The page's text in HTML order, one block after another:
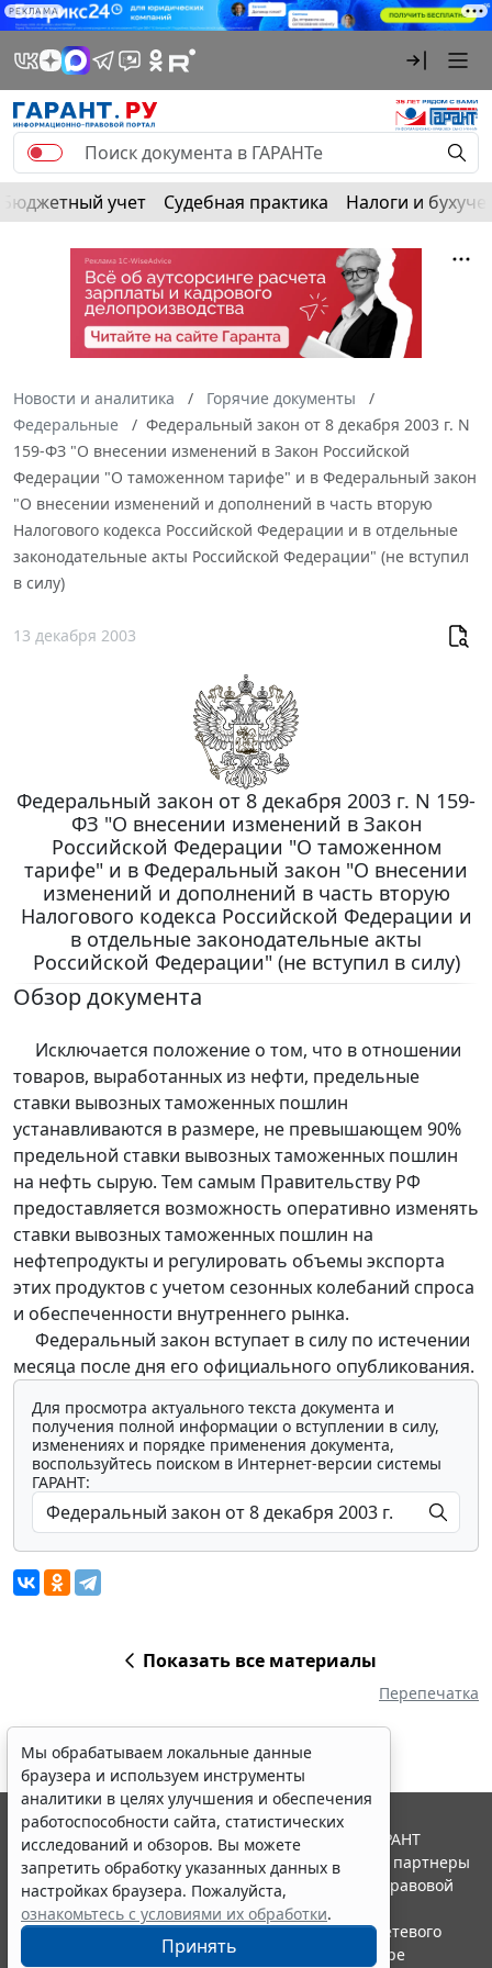
РЕКЛАМА
Бюджетный учет Судебная практика Налоги и
Новости и аналитика
Горячие документы
Федеральные
Федеральный закон от 8 декабря 2003 г. N
159-ФЗ "О внесении изменений в Закон Российской
Федерации "О таможенном тарифе" и в Федеральный закон
"О внесении изменений и дополнений в часть вторую
Налогового кодекса Российской Федерации и в отдельные
законодательные акты Российской Федерации" (не вступил
в силу)
13 декабря 2003
Федеральный закон от 8 декабря 2003 г. N 159-
ФЗ "О внесении изменений в Закон
Российской Федерации "О таможенном
тарифе" и в Федеральный закон "О внесении
изменений и дополнений в часть вторую
Налогового кодекса Российской Федерации и
в отдельные законодательные акты
Российской Федерации" (не вступил в силу)
Обзор документа
Исключается положение о том, что в отношении
товаров, выработанных из нефти, предельные
ставки вывозных таможенных пошлин
устанавливаются в размере, не превышающем 90%
предельной ставки вывозных таможенных пошлин
на нефть сырую. Тем самым Правительству РФ
предоставляется возможность оперативно изменять
ставки вывозных таможенных пошлин на
нефтепродукты и регулировать объемы экспорта
этих продуктов с учетом сезонных колебаний спроса
и обеспеченности внутреннего рынка.
Федеральный закон вступает в силу по истечении
месяца после дня его официального опубликования.
Для просмотра актуального текста документа и
получения полной информации о вступлении в силу,
изменениях и порядке применения документа,
воспользуйтесь поиском в Интернет-версии системы
ГАРАНТ:
Показать все материалы
Перепечатка
Мы обрабатываем локальные данные
браузера и используем инструменты
аналитики в целях улучшения и обеспечения
работоспособности сайта, статистических
исследований и обзоров. Вы можете
запретить обработку указанных данных в
настройках браузера. Пожалуйста,
ознакомьтесь с условиями их обработки.
Принять
© ООО "НПП "ГАРАНТ-СЕРВИС", 2026. Система ГАРАНТ
выпускается с 1990 года. Компания "Гарант" и ее партнеры
являются участниками Российской ассоциации правовой
информации ГАРАНТ.
Портал ГАРАНТ.РУ зарегистрирован в качестве сетевого
издания Федеральной службой по надзору в сфере